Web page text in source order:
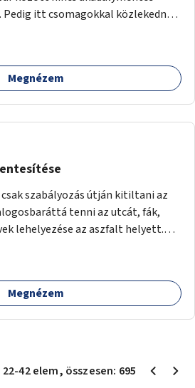
összefogásokkal. Legyen
begyűjtő civil szervezeteknek,
itt csomagokkal közlekednek
kelljen megtenni lefelé/felfelé
Megnézem
szabályozás útján kitiltani az
tenni az utcát, fák,
lehelyezése az aszfalt helyett.
Megnézem
22-42elem, összesen: 695